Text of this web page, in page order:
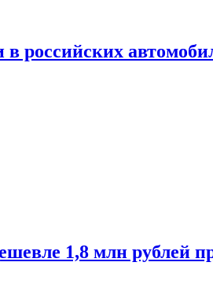
российских
1,8 млн рублей